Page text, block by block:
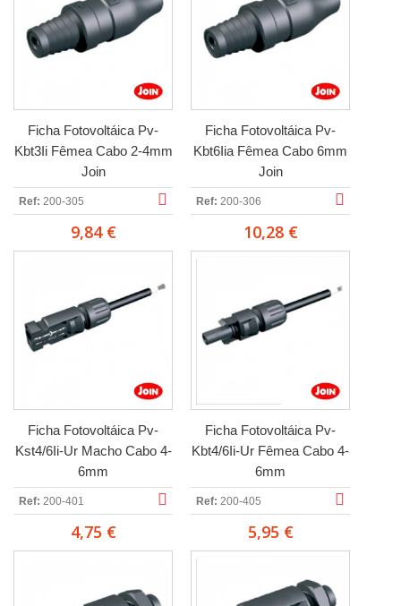
Ficha Fotovoltáica Pv-
Kbt3Ii Fêmea Cabo 2-4mm
Join
Ref: 200-305
9,84 €
Ficha Fotovoltáica Pv-
Kbt6Iia Fêmea Cabo 6mm
Join
Ref: 200-306
10,28 €
Ficha Fotovoltáica Pv-
Kst4/6Ii-Ur Macho Cabo 4-
6mm
Ref: 200-401
4,75 €
Ficha Fotovoltáica Pv-
Kbt4/6Ii-Ur Fêmea Cabo 4-
6mm
Ref: 200-405
5,95 €